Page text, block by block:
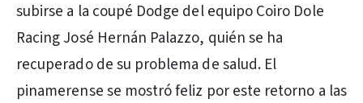
subirse a la coupé Dodge del equipo Coiro Dole
Racing José Hernán Palazzo, quién se ha
recuperado de su problema de salud. El
pinamerense se mostró feliz por este retorno a las